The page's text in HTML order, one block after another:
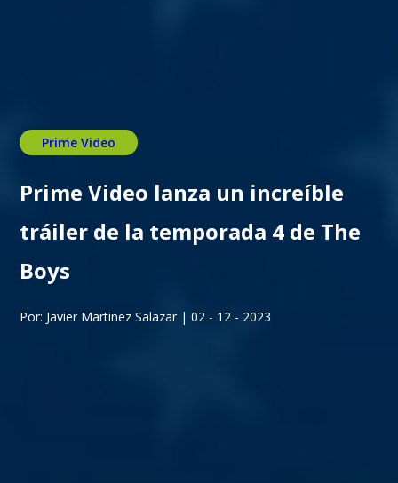
Prime Video
Prime Video lanza un increíble
tráiler de la temporada 4 de The
Boys
Por: Javier Martinez Salazar | 02 - 12 - 2023